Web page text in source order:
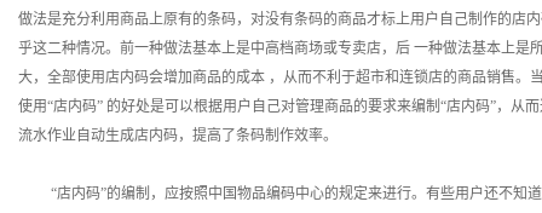
做法是充分利用商品上原有的条码，对没有条码的商品才标上用户自己制作的店
乎这二种情况。前一种做法基本上是中高档商场或专卖店，后 一种做法基本上是
大，全部使用店内码会增加商品的成本 ，从而不利于超市和连锁店的商品销售。
使用“店内码” 的好处是可以根据用户自己对管理商品的要求来编制“店内码”，从
流水作业自动生成店内码，提高了条码制作效率。
“店内码”的编制，应按照中国物品编码中心的规定来进行。有些用户还不知道